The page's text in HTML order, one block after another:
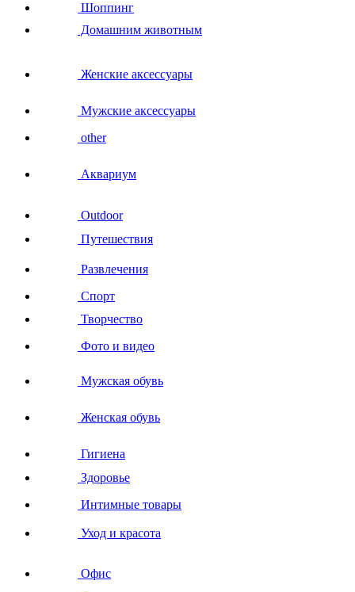
Шоппинг
Домашним животным
Женские аксессуары
Мужские аксессуары
other
Аквариум
Outdoor
Путешествия
Развлечения
Спорт
Творчество
Фото и видео
Мужская обувь
Женская обувь
Гигиена
Здоровье
Интимные товары
Уход и красота
Офис